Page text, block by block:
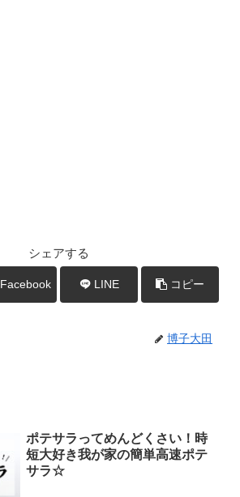
シェアする
Facebook LINE コピー
博子大田
ポテサラってめんどくさい！時
短大好き我が家の簡単高速ポテ
サラ☆